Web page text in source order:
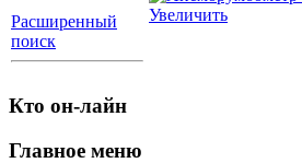
Расширенный
поиск
Кто он-лайн
Главное меню
Увеличить